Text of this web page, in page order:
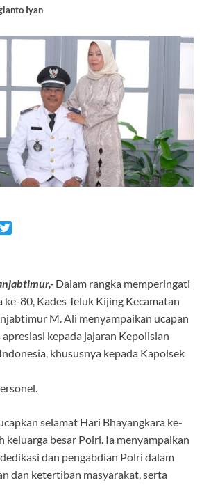
Iyan
t
e
Dalam rangka memperingati
ke-80, Kades Teluk Kijing Kecamatan
M. Ali menyampaikan ucapan
kepada jajaran Kepolisian
khususnya kepada Kapolsek
selamat Hari Bhayangkara ke-
keluarga besar Polri. Ia menyampaikan
dan pengabdian Polri dalam
dan ketertiban masyarakat, serta